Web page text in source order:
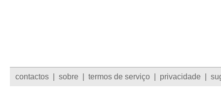
contactos sobre termos de serviço privacidade